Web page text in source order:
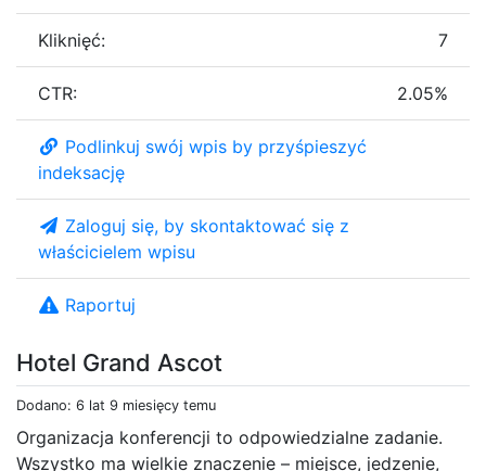
Hotel Grand Ascot
Dodano: 6 lat 9 miesięcy temu
Organizacja konferencji to odpowiedzialne zadanie.
Wszystko ma wielkie znaczenie – miejsce, jedzenie,
Kliknięć: 7
CTR: 2.05%
Podlinkuj swój wpis by przyśpieszyć
indeksację
Zaloguj się, by skontaktować się z
właścicielem wpisu
Raportuj